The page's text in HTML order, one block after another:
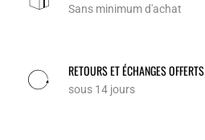
Sans minimum d'achat
RETOURS ET ÉCHANGES OFFERTS
sous 14 jours